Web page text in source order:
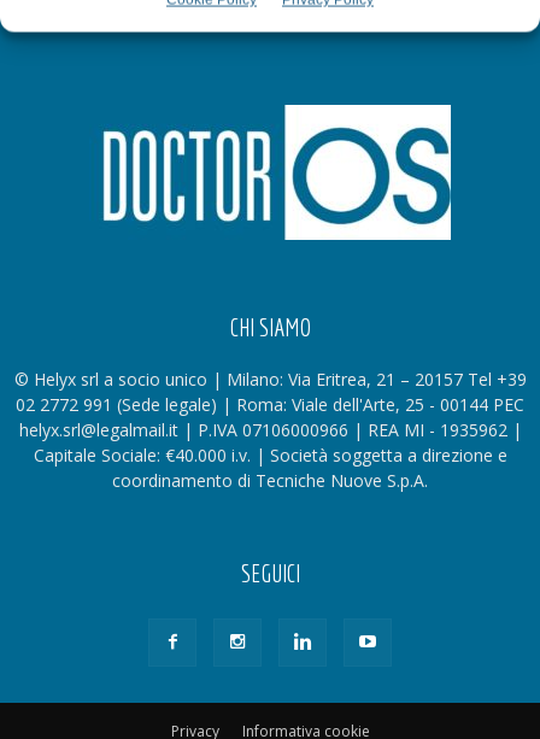
CHI SIAMO
© Helyx srl a socio unico | Milano: Via Eritrea, 21 – 20157 Tel +39
02 2772 991 (Sede legale) | Roma: Viale dell'Arte, 25 - 00144 PEC
helyx.srl@legalmail.it | P.IVA 07106000966 | REA MI - 1935962 |
Capitale Sociale: €40.000 i.v. | Società soggetta a direzione e
coordinamento di Tecniche Nuove S.p.A.
SEGUICI
Privacy Informativa cookie